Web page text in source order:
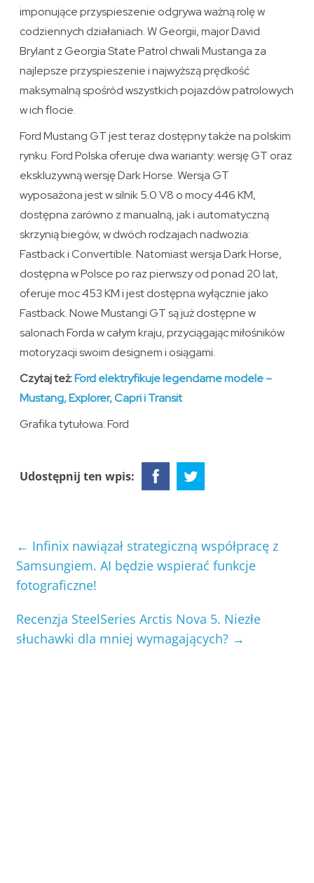
imponujące przyspieszenie odgrywa ważną rolę w
codziennych działaniach. W Georgii, major David
Brylant z Georgia State Patrol chwali Mustanga za
najlepsze przyspieszenie i najwyższą prędkość
maksymalną spośród wszystkich pojazdów patrolowych
w ich flocie.
Ford Mustang GT jest teraz dostępny także na polskim
rynku. Ford Polska oferuje dwa warianty: wersję GT oraz
ekskluzywną wersję Dark Horse. Wersja GT
wyposażona jest w silnik 5.0 V8 o mocy 446 KM,
dostępna zarówno z manualną, jak i automatyczną
skrzynią biegów, w dwóch rodzajach nadwozia:
Fastback i Convertible. Natomiast wersja Dark Horse,
dostępna w Polsce po raz pierwszy od ponad 20 lat,
oferuje moc 453 KM i jest dostępna wyłącznie jako
Fastback. Nowe Mustangi GT są już dostępne w
salonach Forda w całym kraju, przyciągając miłośników
motoryzacji swoim designem i osiągami.
Czytaj też:Ford elektryfikuje legendarne modele –
Mustang, Explorer, Capri i Transit
Grafika tytułowa: Ford
Udostępnij ten wpis:
← Infinix nawiązał strategiczną współpracę z
Samsungiem. AI będzie wspierać funkcje
fotograficzne!
Recenzja SteelSeries Arctis Nova 5. Niezłe
słuchawki dla mniej wymagających? →